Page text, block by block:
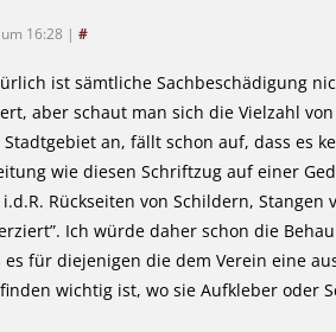
16:28 | #
ist sämtliche Sachbeschädigung
aber schaut man sich die Vielzahl
an, fällt schon auf, dass es
wie diesen Schriftzug auf einer
Rückseiten von Schildern, Stangen
Ich würde daher schon die
für diejenigen die dem Verein eine
wichtig ist, wo sie Aufkleber oder